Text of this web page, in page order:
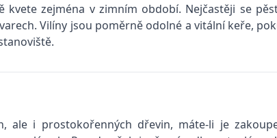
zejména v zimním období. Nejčastěji se
Vilíny jsou poměrně odolné a vitální keře,
ale i prostokořenných dřevin, máte-li je